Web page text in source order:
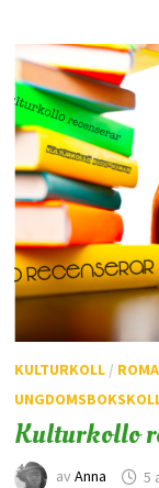
KULTURKOLL/
Kulturkollo
av Anna 5